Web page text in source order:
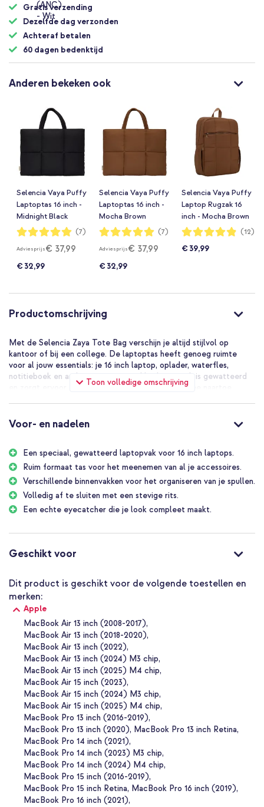
Gratis verzending
Dezelfde dag verzonden
Achteraf betalen
60 dagen bedenktijd
Anderen bekeken ook
Selencia Vaya Puffy
Laptoptas 16 inch -
Midnight Black
Waardering:
100%
(7)
Adviesprijs€ 37,99
€ 32,99
Selencia Vaya Puffy
Laptoptas 16 inch -
Mocha Brown
Waardering:
100%
(7)
Adviesprijs€ 37,99
€ 32,99
Selencia Vaya Puffy
Laptop Rugzak 16
inch - Mocha Brown
Waardering:
97%
(12)
€ 39,99
Productomschrijving
Toon volledige omschrijving
Met de Selencia Zaya Tote Bag verschijn je altijd stijlvol op
kantoor of bij een college. De laptoptas heeft genoeg ruimte
voor al jouw essentials: je 16 inch laptop, oplader, waterfles,
notitieboek en andere accessoires. Het laptopvak is gewatteerd
en zorgt ervoor dat je jouw laptop veilig overal mee naartoe
ruimte voor al je accessoires. In het grote vak vind je een klein
ritsvakje en twee open vakjes, zodat al je spullen goed
georganiseerd blijven. Deze veelzijdige tas is dankzij zijn formaat
ook perfect voor het doen van boodschappen of een stranddagje!
De laptoptas heeft een afmeting van 51,5 x 40 x 10 cm.
Trendy teddy stof
Maak je outfit compleet met de Zaya Tote Bag van Selencia. De
stijlvolle teddy structuur. Dit maakt de laptoptas heerlijk zacht.
handwas. Stop de Zaya Tote Bag niet in de droger.
Geschikt voor 16 inch laptops
Het speciale laptopvak is geschikt voor laptops van maximaal 16
inch. Dankzij de gewatteerde zijkanten is je laptop goed
beschermd tegen schokken en stoten. De handige drukknoop
zorgt ervoor dat je laptop goed op zijn plek blijft zitten, maar dat
je hem er ook gemakkelijk weer bij pakt.
Waarom de Selencia Zaya Tote Bag?
Ruime laptoptas van 51,5 x 40 x 10 cm
Een speciaal, gewatteerd laptopvak voor laptops van maximaal
16 inch
Groot middenvak en 3 extra vakken voor het opbergen van
accessoires
Heeft een trendy teddy stof
Een lange, comfortabele schouderband voor een nonchalante
look
Voor- en nadelen
Een speciaal, gewatteerd laptopvak voor 16 inch laptops.
Ruim formaat tas voor het meenemen van al je accessoires.
Verschillende binnenvakken voor het organiseren van je spullen.
Volledig af te sluiten met een stevige rits.
Een echte eyecatcher die je look compleet maakt.
Geschikt voor
Dit product is geschikt voor de volgende toestellen en
merken:
Apple
MacBook Air 13 inch (2008-2017)
MacBook Air 13 inch (2018-2020)
MacBook Air 13 inch (2022)
MacBook Air 13 inch (2024) M3 chip
MacBook Air 13 inch (2025) M4 chip
MacBook Air 15 inch (2023)
MacBook Air 15 inch (2024) M3 chip
MacBook Air 15 inch (2025) M4 chip
MacBook Pro 13 inch (2016-2019)
MacBook Pro 13 inch (2020)
MacBook Pro 13 inch Retina
MacBook Pro 14 inch (2021)
MacBook Pro 14 inch (2023) M3 chip
MacBook Pro 14 inch (2024) M4 chip
MacBook Pro 15 inch (2016-2019)
MacBook Pro 15 inch Retina MacBook Pro 16 inch (2019)
MacBook Pro 16 inch (2021)